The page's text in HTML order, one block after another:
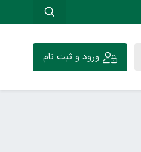
ورود و ثبت نام